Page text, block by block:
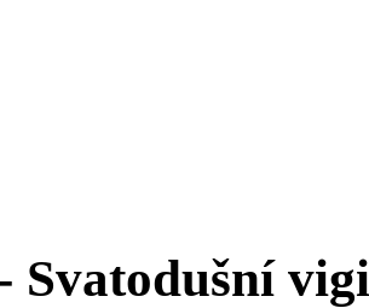
Svatodušní